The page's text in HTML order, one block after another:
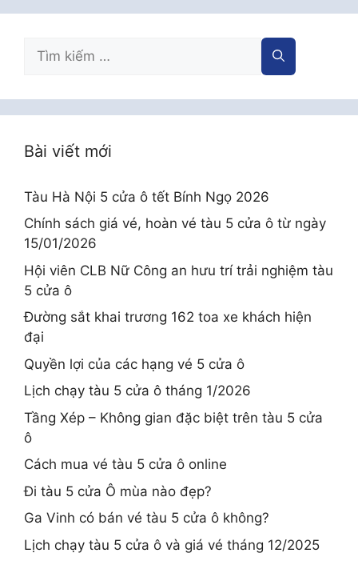
Tìm
kiếm
Bài viết mới
Tàu Hà Nội 5 cửa ô tết Bính Ngọ 2026
Chính sách giá vé, hoàn vé tàu 5 cửa ô từ ngày
15/01/2026
Hội viên CLB Nữ Công an hưu trí trải nghiệm tàu
5 cửa ô
Đường sắt khai trương 162 toa xe khách hiện
đại
Quyền lợi của các hạng vé 5 cửa ô
Lịch chạy tàu 5 cửa ô tháng 1/2026
Tầng Xép – Không gian đặc biệt trên tàu 5 cửa
ô
Cách mua vé tàu 5 cửa ô online
Đi tàu 5 cửa Ô mùa nào đẹp?
Ga Vinh có bán vé tàu 5 cửa ô không?
Lịch chạy tàu 5 cửa ô và giá vé tháng 12/2025